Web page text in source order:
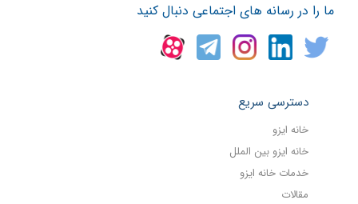
ما را در رسانه های اجتماعی دنبال کنید
دسترسی سریع
خانه ایزو
خانه ایزو بین الملل
خدمات خانه ایزو
مقالات